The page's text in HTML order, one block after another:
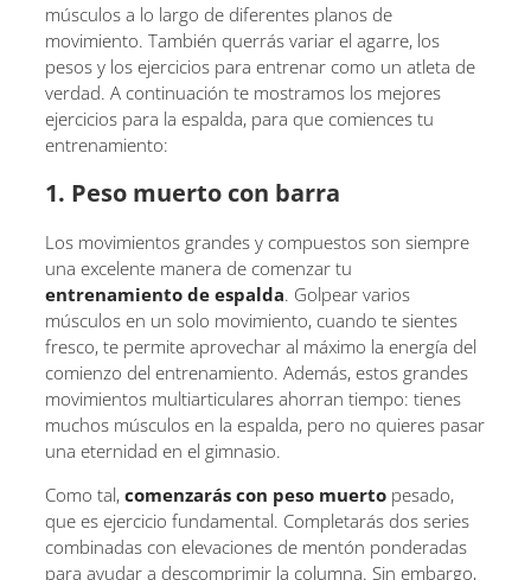
músculos a lo largo de diferentes planos de
movimiento. También querrás variar el agarre, los
pesos y los ejercicios para entrenar como un atleta de
verdad. A continuación te mostramos los mejores
ejercicios para la espalda, para que comiences tu
entrenamiento:
1. Peso muerto con barra
Los movimientos grandes y compuestos son siempre
una excelente manera de comenzar tu
entrenamiento de espalda. Golpear varios
músculos en un solo movimiento, cuando te sientes
fresco, te permite aprovechar al máximo la energía del
comienzo del entrenamiento. Además, estos grandes
movimientos multiarticulares ahorran tiempo: tienes
muchos músculos en la espalda, pero no quieres pasar
una eternidad en el gimnasio.
Como tal, comenzarás con peso muerto pesado,
que es ejercicio fundamental. Completarás dos series
combinadas con elevaciones de mentón ponderadas
para ayudar a descomprimir la columna. Sin embargo,